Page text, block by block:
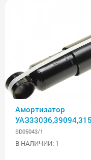
Амортизатор
задний масляны
SD05043/1
В НАЛИЧИИ: 1